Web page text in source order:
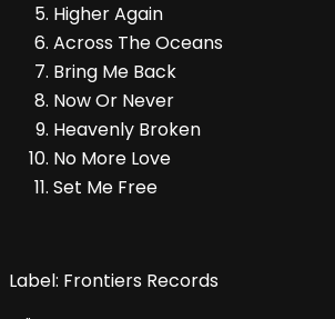
Higher Again
Across The Oceans
Bring Me Back
Now Or Never
Heavenly Broken
No More Love
Set Me Free
Label: Frontiers Records